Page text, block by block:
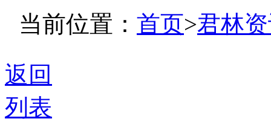
当前位置： 首页>君林
返回
列表